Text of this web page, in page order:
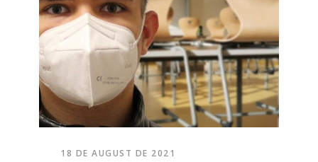
18 DE AUGUST DE 2021